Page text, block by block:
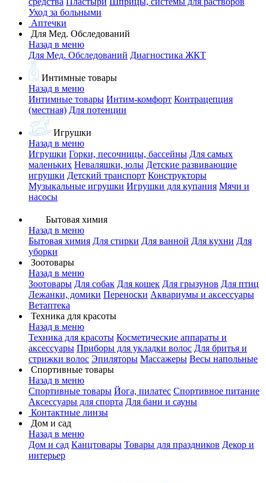
Уход за больными
Аптечки
Для Мед. Обследований
Назад в меню
Для Мед. Обследований Диагностика ЖКТ
Интимные товары
Назад в меню
Интимные товары Интим-комфорт Контрацепция
(местная) Для потенции
Игрушки
Назад в меню
Игрушки Горки, песочницы, бассейны Для самых
маленьких Неваляшки, юлы Детские развивающие
игрушки Детский транспорт Конструкторы
Музыкальные игрушки Игрушки для купания Мячи и
насосы
Бытовая химия
Назад в меню
Бытовая химия Для стирки Для ванной Для кухни Для
уборки
Зоотовары
Назад в меню
Зоотовары Для собак Для кошек Для грызунов Для птиц
Лежанки, домики Переноски Аквариумы и аксессуары
Ветаптека
Техника для красоты
Назад в меню
Техника для красоты Косметические аппараты и
аксессуары Приборы для укладки волос Для бритья и
стрижки волос Эпиляторы Массажеры Весы напольные
Спортивные товары
Назад в меню
Спортивные товары Йога, пилатес Спортивное питание
Аксессуары для спорта Для бани и сауны
Контактные линзы
Дом и сад
Назад в меню
Дом и сад Канцтовары Товары для праздников Декор и
интерьер